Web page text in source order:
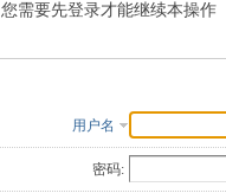
您需要先登录才能继续本操作
用户名
密码: